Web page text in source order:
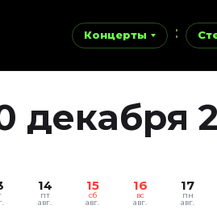
Концерты
14
пт
авг.
15
сб
авг.
16
вс
авг.
17
пн
авг.